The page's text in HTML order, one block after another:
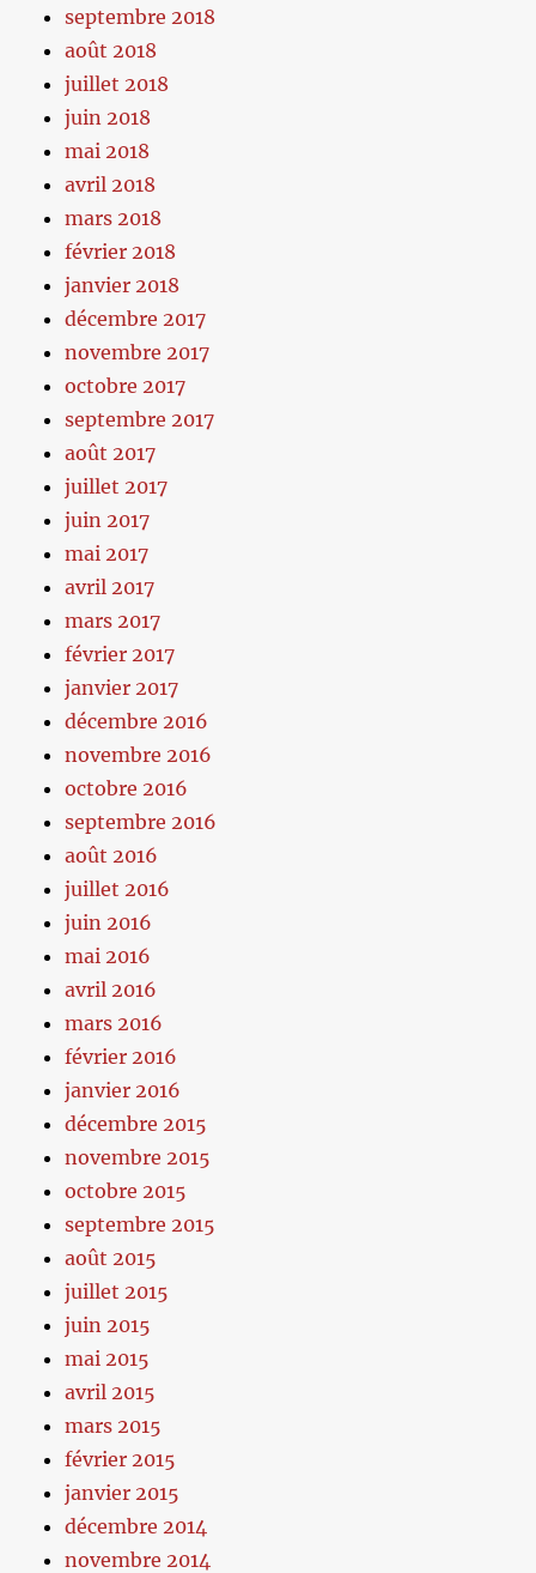
septembre 2018
août 2018
juillet 2018
juin 2018
mai 2018
avril 2018
mars 2018
février 2018
janvier 2018
décembre 2017
novembre 2017
octobre 2017
septembre 2017
août 2017
juillet 2017
juin 2017
mai 2017
avril 2017
mars 2017
février 2017
janvier 2017
décembre 2016
novembre 2016
octobre 2016
septembre 2016
août 2016
juillet 2016
juin 2016
mai 2016
avril 2016
mars 2016
février 2016
janvier 2016
décembre 2015
novembre 2015
octobre 2015
septembre 2015
août 2015
juillet 2015
juin 2015
mai 2015
avril 2015
mars 2015
février 2015
janvier 2015
décembre 2014
novembre 2014